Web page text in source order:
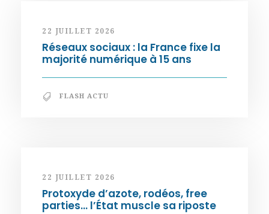
22 JUILLET 2026
Réseaux sociaux : la France fixe la
majorité numérique à 15 ans
FLASH ACTU
22 JUILLET 2026
Protoxyde d’azote, rodéos, free
parties… l’État muscle sa riposte